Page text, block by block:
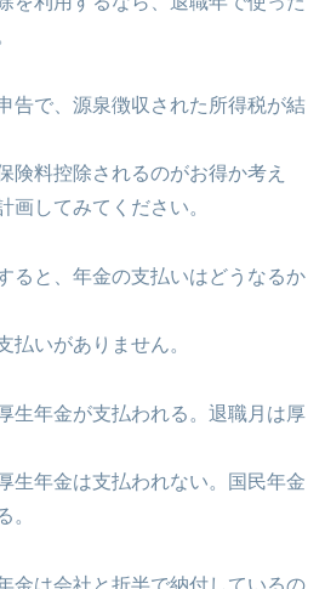
告で、源泉徴収された所得税が結
険料控除されるのがお得か考え
画してみてください。
ると、年金の支払いはどうなるか
払いがありません。
生年金が支払われる。退職月は厚
生年金は支払われない。国民年金
。
金は会社と折半で納付しているの